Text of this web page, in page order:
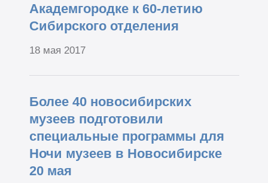
Академгородке к 60-летию
Сибирского отделения
18 мая 2017
Более 40 новосибирских
музеев подготовили
специальные программы для
Ночи музеев в Новосибирске
20 мая